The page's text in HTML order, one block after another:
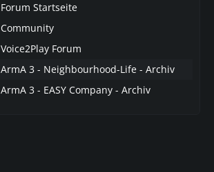
Forum Startseite
Community
Voice2Play Forum
ArmA 3 - Neighbourhood-Life - Archiv
ArmA 3 - EASY Company - Archiv